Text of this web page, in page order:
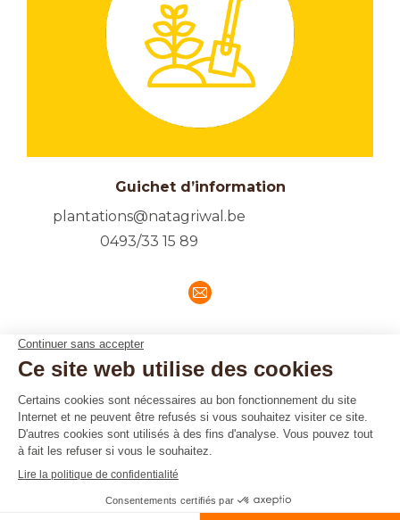
Guichet d’information
plantations@natagriwal.be
0493/33 15 89
E-